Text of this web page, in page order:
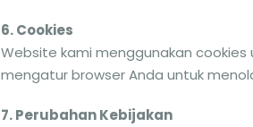
6. Cookies
Website kami menggunakan
mengatur browser Anda untuk
7. Perubahan Kebijakan